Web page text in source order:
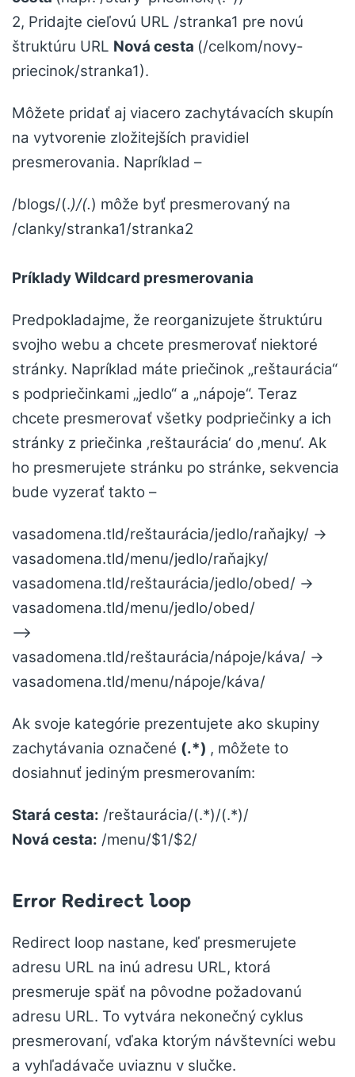
2, Pridajte cieľovú URL /stranka1 pre novú
štruktúru URL Nová cesta (/celkom/novy-
priecinok/stranka1).
Môžete pridať aj viacero zachytávacích skupín
na vytvorenie zložitejších pravidiel
presmerovania. Napríklad –
/blogs/(.)/(.) môže byť presmerovaný na
/clanky/stranka1/stranka2
Príklady Wildcard presmerovania
Predpokladajme, že reorganizujete štruktúru
svojho webu a chcete presmerovať niektoré
stránky. Napríklad máte priečinok „reštaurácia“
s podpriečinkami „jedlo“ a „nápoje“. Teraz
chcete presmerovať všetky podpriečinky a ich
stránky z priečinka ‚reštaurácia‘ do ‚menu‘. Ak
ho presmerujete stránku po stránke, sekvencia
bude vyzerať takto –
vasadomena.tld/reštaurácia/jedlo/raňajky/ ->
vasadomena.tld/menu/jedlo/raňajky/
vasadomena.tld/reštaurácia/jedlo/obed/ ->
vasadomena.tld/menu/jedlo/obed/
—>
vasadomena.tld/reštaurácia/nápoje/káva/ ->
vasadomena.tld/menu/nápoje/káva/
Ak svoje kategórie prezentujete ako skupiny
zachytávania označené (.*) , môžete to
dosiahnuť jediným presmerovaním:
Stará cesta: /reštaurácia/(.*)/(.*)/
Nová cesta: /menu/$1/$2/
Error Redirect loop
Redirect loop nastane, keď presmerujete
adresu URL na inú adresu URL, ktorá
presmeruje späť na pôvodne požadovanú
adresu URL. To vytvára nekonečný cyklus
presmerovaní, vďaka ktorým návštevníci webu
a vyhľadávače uviaznu v slučke.